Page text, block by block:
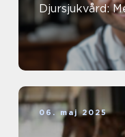
Djursjukvård:
06. maj 2025